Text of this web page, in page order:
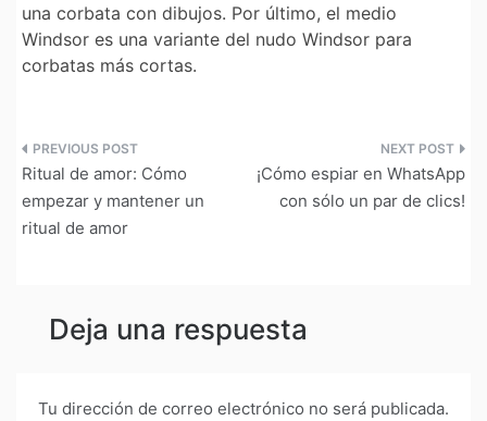
una corbata con dibujos. Por último, el medio
Windsor es una variante del nudo Windsor para
corbatas más cortas.
Navegación
de
entradas
Ritual de amor: Cómo
empezar y mantener un
ritual de amor
¡Cómo espiar en WhatsApp
con sólo un par de clics!
Deja una respuesta
Tu dirección de correo electrónico no será publicada.